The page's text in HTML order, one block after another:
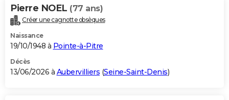
Pierre NOEL (77 ans)
Créer une cagnotte obsèques
Naissance
19/10/1948 à Pointe-à-Pitre
Décès
13/06/2026 à Aubervilliers (Seine-Saint-Denis)